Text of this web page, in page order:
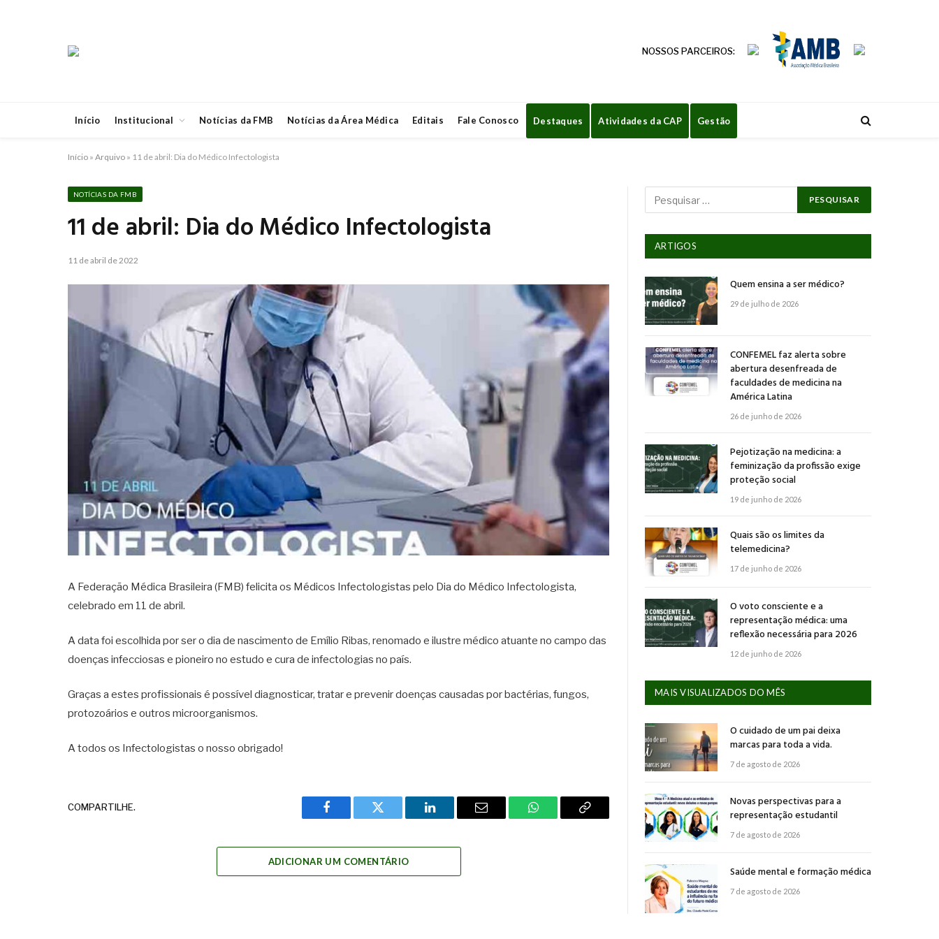
NOSSOS PARCEIROS:
Início Institucional Notícias da FMB Notícias da Área Médica Editais Fale Conosco Destaques Atividades da CAP Gestão
Início » Arquivo » 11 de abril: Dia do Médico Infectologista
NOTÍCIAS DA FMB
11 de abril: Dia do Médico Infectologista
11 de abril de 2022
A Federação Médica Brasileira (FMB) felicita os Médicos Infectologistas pelo Dia do Médico Infectologista,
celebrado em 11 de abril.
A data foi escolhida por ser o dia de nascimento de Emílio Ribas, renomado e ilustre médico atuante no campo das
doenças infecciosas e pioneiro no estudo e cura de infectologias no país.
Graças a estes profissionais é possível diagnosticar, tratar e prevenir doenças causadas por bactérias, fungos,
protozoários e outros microorganismos.
A todos os Infectologistas o nosso obrigado!
COMPARTILHE.
Facebook Twitter LinkedIn Email WhatsAppCopy
ADICIONAR UM COMENTÁRIO
ARTIGOS
Quem ensina a ser médico?
29 de julho de 2026
CONFEMEL faz alerta sobre
abertura desenfreada de
faculdades de medicina na
América Latina
26 de junho de 2026
Pejotização na medicina: a
feminização da profissão exige
proteção social
19 de junho de 2026
Quais são os limites da
telemedicina?
17 de junho de 2026
O voto consciente e a
representação médica: uma
reflexão necessária para 2026
12 de junho de 2026
MAIS VISUALIZADOS DO MÊS
O cuidado de um pai deixa
marcas para toda a vida.
7 de agosto de 2026
Novas perspectivas para a
representação estudantil
7 de agosto de 2026
Saúde mental e formação médica
7 de agosto de 2026